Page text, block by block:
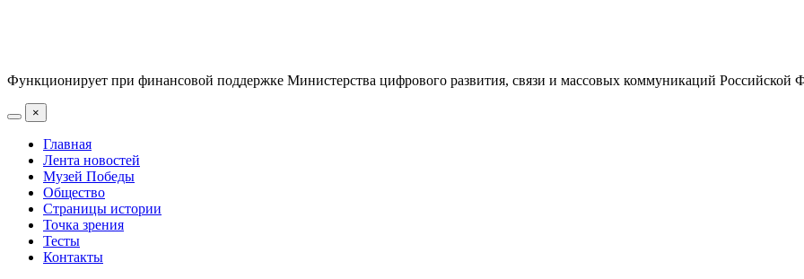
Функционирует при финансовой поддержке Министерства цифрового развития, связи и массовых коммуникаций Российской
×
Главная
Лента новостей
Музей Победы
Общество
Страницы истории
Точка зрения
Тесты
Контакты